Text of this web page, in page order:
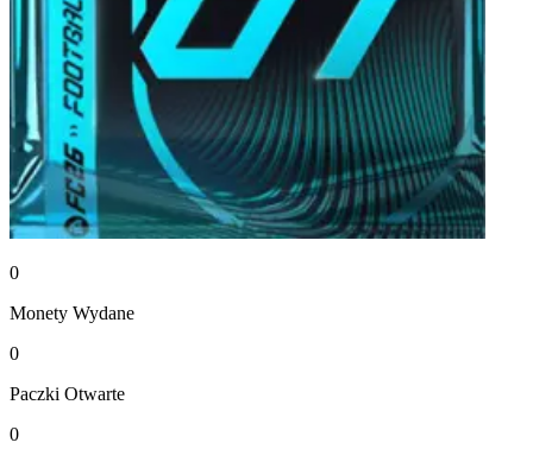
0
Monety Wydane
0
Paczki Otwarte
0